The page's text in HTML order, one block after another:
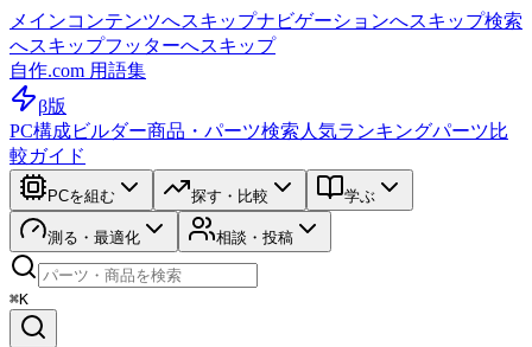
メインコンテンツへスキップナビゲーションへスキップ検索
へスキップフッターへスキップ
自作.com 用語集
β版
PC構成ビルダー商品・パーツ検索 人気ランキングパーツ比
較ガイド
PCを組む 探す・比較 学ぶ
測る・最適化 相談・投稿
⌘K